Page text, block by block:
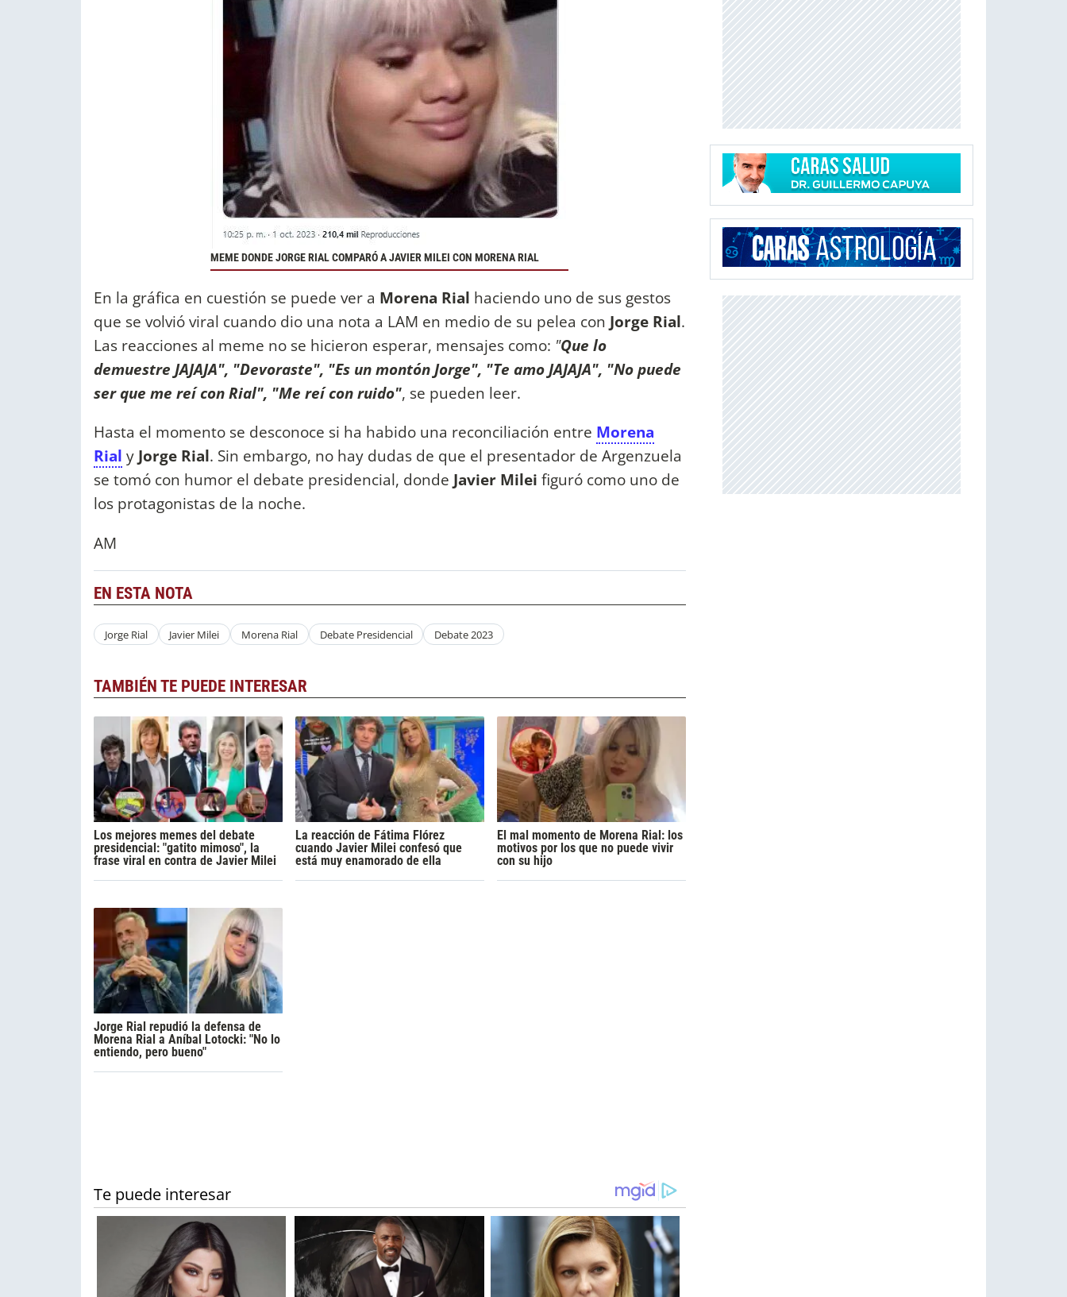
MEME DONDE JORGE RIAL COMPARÓ A JAVIER MILEI CON MORENA RIAL
En la gráfica en cuestión se puede ver a Morena Rial haciendo uno de sus gestos
que se volvió viral cuando dio una nota a LAM en medio de su pelea con Jorge Rial.
Las reacciones al meme no se hicieron esperar, mensajes como: "Que lo
demuestre JAJAJA", "Devoraste", "Es un montón Jorge", "Te amo JAJAJA", "No puede
ser que me reí con Rial", "Me reí con ruido", se pueden leer.
Hasta el momento se desconoce si ha habido una reconciliación entre Morena
Rial y Jorge Rial. Sin embargo, no hay dudas de que el presentador de Argenzuela
se tomó con humor el debate presidencial, donde Javier Milei figuró como uno de
los protagonistas de la noche.
AM
EN ESTA NOTA
Jorge Rial Javier Milei Morena Rial Debate Presidencial Debate 2023
TAMBIÉN TE PUEDE INTERESAR
Los mejores memes del debate
presidencial: "gatito mimoso", la
frase viral en contra de Javier Milei
La reacción de Fátima Flórez
cuando Javier Milei confesó que
está muy enamorado de ella
El mal momento de Morena Rial: los
motivos por los que no puede vivir
con su hijo
Jorge Rial repudió la defensa de
Morena Rial a Aníbal Lotocki: "No lo
entiendo, pero bueno"